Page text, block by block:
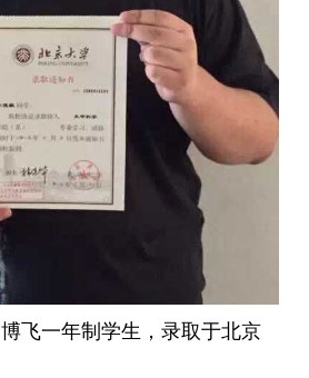
飞一年制学生，录取于北京